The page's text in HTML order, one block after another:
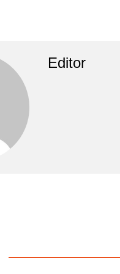
Editor